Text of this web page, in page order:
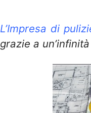
L’Impresa di
grazie a